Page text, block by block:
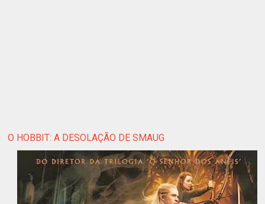
O HOBBIT: A DESOLAÇÃO DE SMAUG